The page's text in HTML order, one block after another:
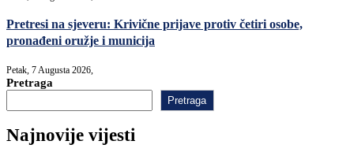
Pretresi na sjeveru: Krivične prijave protiv četiri osobe,
pronađeni oružje i municija
Petak, 7 Augusta 2026,
Pretraga
Pretraga
Najnovije vijesti